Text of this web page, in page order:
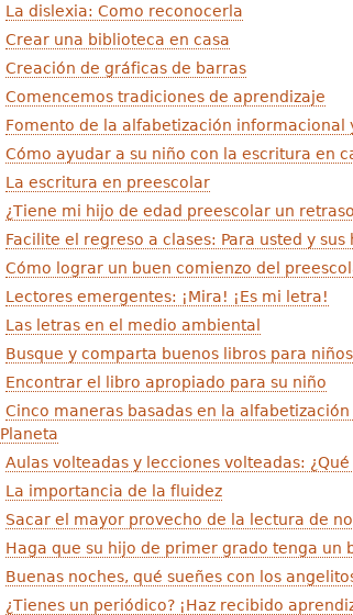
La dislexia: Como reconocerla
Crear una biblioteca en casa
Creación de gráficas de barras
Comencemos tradiciones de aprendizaje
Fomento de la alfabetización informacional
Cómo ayudar a su niño con la escritura en
La escritura en preescolar
¿Tiene mi hijo de edad preescolar un
Facilite el regreso a clases: Para usted y sus
Cómo lograr un buen comienzo del
Lectores emergentes: ¡Mira! ¡Es mi letra!
Las letras en el medio ambiental
Busque y comparta buenos libros para niños
Encontrar el libro apropiado para su niño
Cinco maneras basadas en la
Planeta
Aulas volteadas y lecciones volteadas:
La importancia de la fluidez
Sacar el mayor provecho de la lectura de
Haga que su hijo de primer grado tenga un
Buenas noches, qué sueñes con los
¿Tienes un periódico? ¡Haz recibido